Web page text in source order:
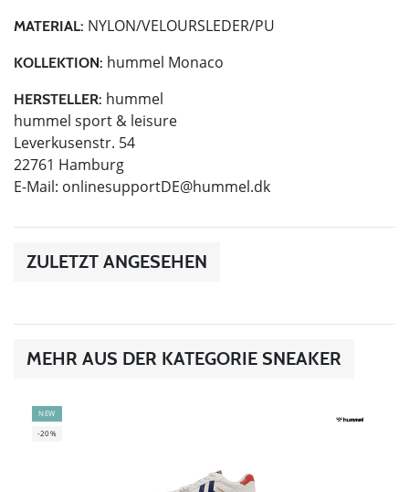
MATERIAL: NYLON/VELOURSLEDER/PU
KOLLEKTION: hummel Monaco
HERSTELLER: hummel
hummel sport & leisure
Leverkusenstr. 54
22761 Hamburg
E-Mail: onlinesupportDE@hummel.dk
ZULETZT ANGESEHEN
MEHR AUS DER KATEGORIE SNEAKER
NEW
-20%